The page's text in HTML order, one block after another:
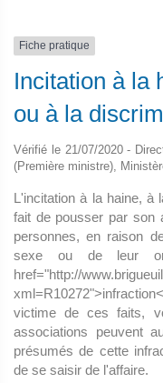
Fiche pratique
Incitation à la
ou à la
Vérifié le 21/07/2020 -
(Première ministre),
L'incitation à la haine, à
fait de pousser par son
personnes, en raison
sexe ou de leur
href="http://
victime de ces faits,
associations peuvent
présumés de cette
de se saisir de l'affaire.